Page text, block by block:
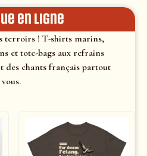
en ligne
terroirs ! T-shirts marins,
et tote-bags aux refrains
des chants français partout